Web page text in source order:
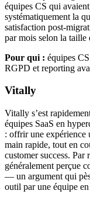
équipes CS qui
systématiquement la
satisfaction post-
par mois selon la taille
Pour qui : équipes
RGPD et reporting
Vitally
Vitally s’est
équipes SaaS en
: offrir une expérience
main rapide, tout en
customer success.
généralement perçue
— un argument qui
outil par une équipe